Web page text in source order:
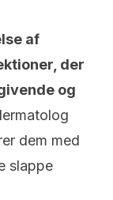
af
der
og
dem med
slappe